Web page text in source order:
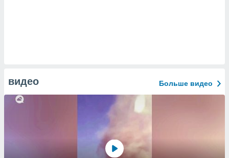
видео Больше видео